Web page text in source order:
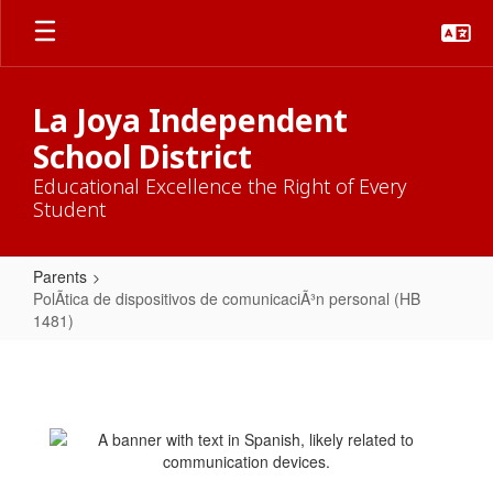
Skip
main
La Joya Independent
School District
Educational Excellence the Right of Every
Student
Parents
PolÃ­tica de dispositivos de comunicaciÃ³n personal (HB
1481)
de
dispositivos